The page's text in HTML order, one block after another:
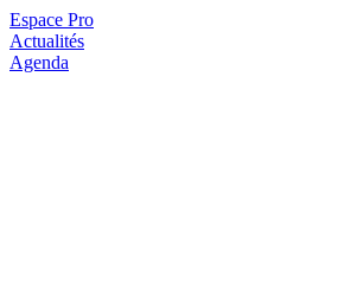
Espace Pro
Actualités
Agenda